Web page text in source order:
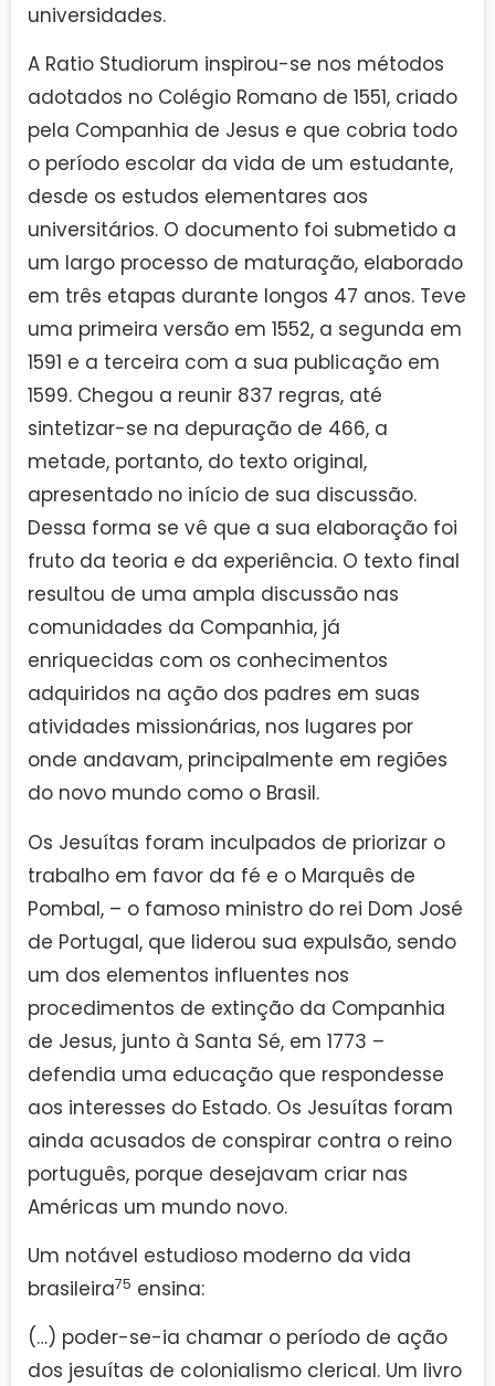
universidades.
A Ratio Studiorum inspirou-se nos métodos
adotados no Colégio Romano de 1551, criado
pela Companhia de Jesus e que cobria todo
o período escolar da vida de um estudante,
desde os estudos elementares aos
universitários. O documento foi submetido a
um largo processo de maturação, elaborado
em três etapas durante longos 47 anos. Teve
uma primeira versão em 1552, a segunda em
1591 e a terceira com a sua publicação em
1599. Chegou a reunir 837 regras, até
sintetizar-se na depuração de 466, a
metade, portanto, do texto original,
apresentado no início de sua discussão.
Dessa forma se vê que a sua elaboração foi
fruto da teoria e da experiência. O texto final
resultou de uma ampla discussão nas
comunidades da Companhia, já
enriquecidas com os conhecimentos
adquiridos na ação dos padres em suas
atividades missionárias, nos lugares por
onde andavam, principalmente em regiões
do novo mundo como o Brasil.
Os Jesuítas foram inculpados de priorizar o
trabalho em favor da fé e o Marquês de
Pombal, – o famoso ministro do rei Dom José
de Portugal, que liderou sua expulsão, sendo
um dos elementos influentes nos
procedimentos de extinção da Companhia
de Jesus, junto à Santa Sé, em 1773 –
defendia uma educação que respondesse
aos interesses do Estado. Os Jesuítas foram
ainda acusados de conspirar contra o reino
português, porque desejavam criar nas
Américas um mundo novo.
Um notável estudioso moderno da vida
brasileira75 ensina:
(…) poder-se-ia chamar o período de ação
dos jesuítas de colonialismo clerical. Um livro